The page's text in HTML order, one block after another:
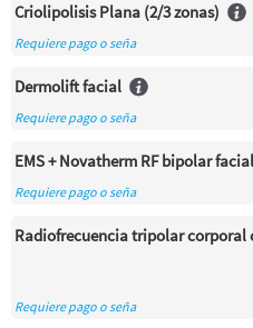
Criolipolisis Plana (2/3 zonas)
Requiere pago o seña
Dermolift facial
Requiere pago o seña
EMS + Novatherm RF bipolar facial
Requiere pago o seña
Radiofrecuencia tripolar corporal
Requiere pago o seña